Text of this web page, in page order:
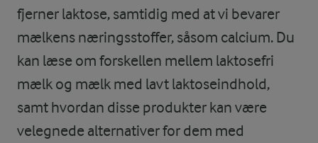
fjerner laktose, samtidig med at vi bevarer
mælkens næringsstoffer, såsom calcium. Du
kan læse om forskellen mellem laktosefri
mælk og mælk med lavt laktoseindhold,
samt hvordan disse produkter kan være
velegnede alternativer for dem med